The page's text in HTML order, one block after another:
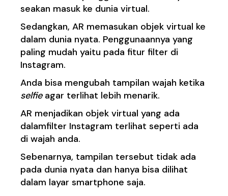
seakan masuk ke dunia virtual.
Sedangkan, AR memasukan objek virtual ke
dalam dunia nyata. Penggunaannya yang
paling mudah yaitu pada fitur filter di
Instagram.
Anda bisa mengubah tampilan wajah ketika
selfieagar terlihat lebih menarik.
AR menjadikan objek virtual yang ada
dalamfilter Instagram terlihat seperti ada
di wajah anda.
Sebenarnya, tampilan tersebut tidak ada
pada dunia nyata dan hanya bisa dilihat
dalam layar smartphone saja.